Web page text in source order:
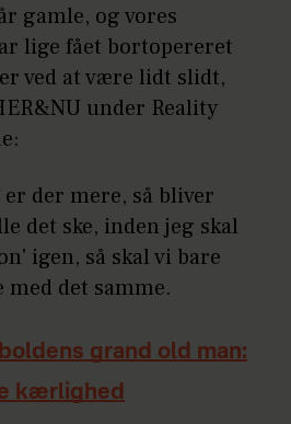
gamle, og vores
lige fået bortopereret
ved at være lidt slidt,
under Reality
er der mere, så bliver
det ske, inden jeg skal
igen, så skal vi bare
med det samme.
grand old man:
kærlighed